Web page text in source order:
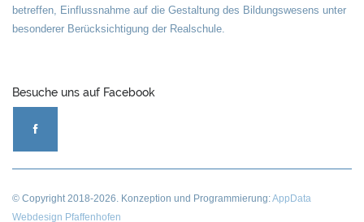
betreffen, Einflussnahme auf die Gestaltung des Bildungswesens unter
besonderer Berücksichtigung der Realschule.
Besuche uns auf Facebook
© Copyright2018-2026. Konzeption und Programmierung:AppData
Webdesign Pfaffenhofen